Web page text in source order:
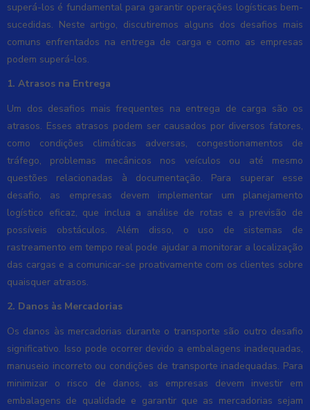
superá-los é fundamental para garantir operações logísticas bem-
sucedidas. Neste artigo, discutiremos alguns dos desafios mais
comuns enfrentados na entrega de carga e como as empresas
podem superá-los.
1. Atrasos na Entrega
Um dos desafios mais frequentes na entrega de carga são os
atrasos. Esses atrasos podem ser causados por diversos fatores,
como condições climáticas adversas, congestionamentos de
tráfego, problemas mecânicos nos veículos ou até mesmo
questões relacionadas à documentação. Para superar esse
desafio, as empresas devem implementar um planejamento
logístico eficaz, que inclua a análise de rotas e a previsão de
possíveis obstáculos. Além disso, o uso de sistemas de
rastreamento em tempo real pode ajudar a monitorar a localização
das cargas e a comunicar-se proativamente com os clientes sobre
quaisquer atrasos.
2. Danos às Mercadorias
Os danos às mercadorias durante o transporte são outro desafio
significativo. Isso pode ocorrer devido a embalagens inadequadas,
manuseio incorreto ou condições de transporte inadequadas. Para
minimizar o risco de danos, as empresas devem investir em
embalagens de qualidade e garantir que as mercadorias sejam